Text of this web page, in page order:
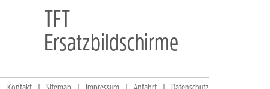
TFT
Ersatzbildschirme